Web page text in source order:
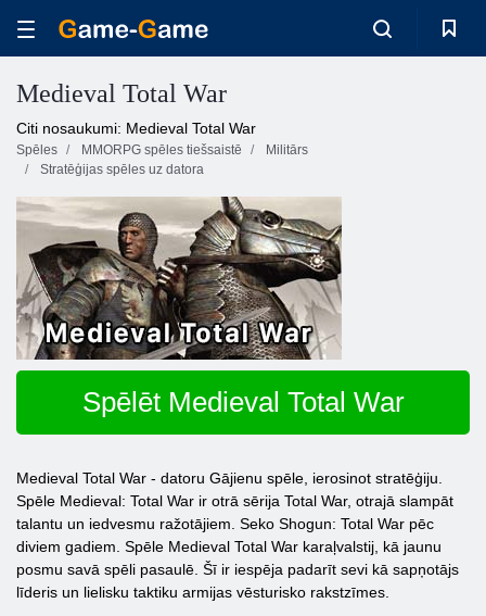
Medieval Total War
Citi nosaukumi: Medieval Total War
Spēles MMORPG spēles tiešsaistē
Militārs
Stratēģijas spēles uz datora
Spēlēt Medieval Total War
Medieval Total War - datoru Gājienu spēle, ierosinot stratēģiju.
Spēle Medieval: Total War ir otrā sērija Total War, otrajā slampāt
talantu un iedvesmu ražotājiem. Seko Shogun: Total War pēc
diviem gadiem. Spēle Medieval Total War karaļvalstij, kā jaunu
posmu savā spēli pasaulē. Šī ir iespēja padarīt sevi kā sapņotājs
līderis un lielisku taktiku armijas vēsturisko rakstzīmes.